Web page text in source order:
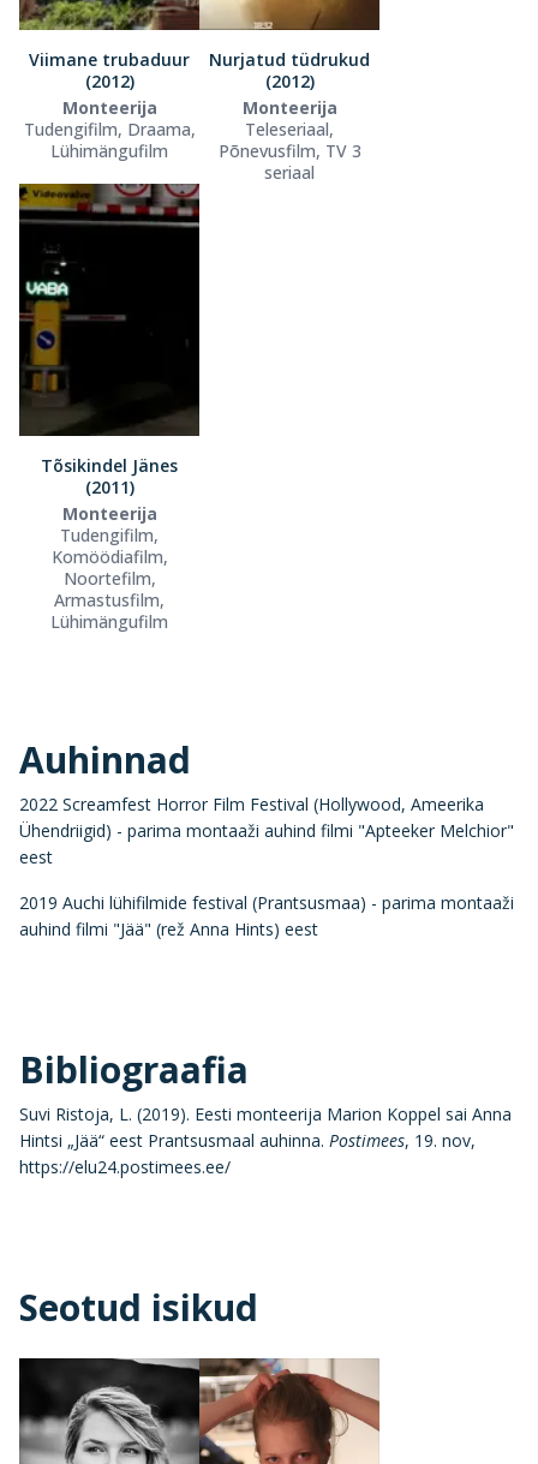
Viimane trubaduur
(2012)
Monteerija
Tudengifilm, Draama,
Lühimängufilm
Nurjatud tüdrukud
(2012)
Monteerija
Teleseriaal,
Põnevusfilm, TV 3
seriaal
Tõsikindel Jänes
(2011)
Monteerija
Tudengifilm,
Komöödiafilm,
Noortefilm,
Armastusfilm,
Lühimängufilm
Auhinnad
2022 Screamfest Horror Film Festival (Hollywood, Ameerika
Ühendriigid) - parima montaaži auhind filmi "Apteeker Melchior"
eest
2019 Auchi lühifilmide festival (Prantsusmaa) - parima montaaži
auhind filmi "Jää" (rež Anna Hints) eest
Bibliograafia
Suvi Ristoja, L. (2019). Eesti monteerija Marion Koppel sai Anna
Hintsi „Jää“ eest Prantsusmaal auhinna. Postimees, 19. nov,
https://elu24.postimees.ee/
Seotud isikud